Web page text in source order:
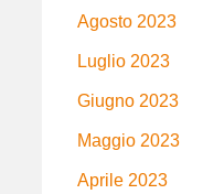
Agosto 2023
Luglio 2023
Giugno 2023
Maggio 2023
Aprile 2023